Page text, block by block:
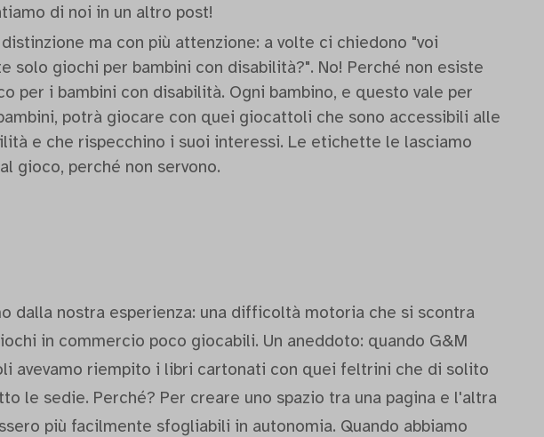
di noi in un altro post!
distinzione ma con più attenzione: a volte ci chiedono "voi
solo giochi per bambini con disabilità?". No! Perché non esiste
per i bambini con disabilità. Ogni bambino, e questo vale per
potrà giocare con quei giocattoli che sono accessibili alle
e che rispecchino i suoi interessi. Le etichette le lasciamo
gioco, perché non servono.
dalla nostra esperienza: una difficoltà motoria che si scontra
in commercio poco giocabili. Un aneddoto: quando G&M
avevamo riempito i libri cartonati con quei feltrini che di solito
le sedie. Perché? Per creare uno spazio tra una pagina e l'altra
più facilmente sfogliabili in autonomia. Quando abbiamo